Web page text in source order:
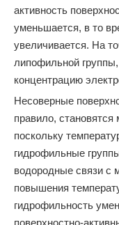
активность
уменьшается, в то
увеличивается. На
липофильной
концентрацию
Несоверные
правило,
поскольку
гидрофильные
водородные связи с
повышения
гидрофильность
поверхностно-